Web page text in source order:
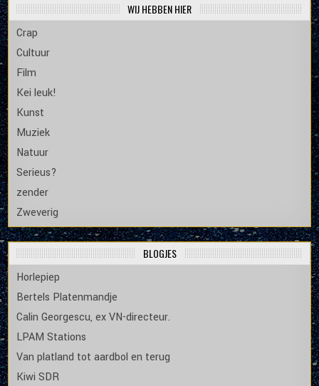
WIJ HEBBEN HIER
Crap
Cultuur
Film
Kei leuk!
Kunst
Muziek
Natuur
Serieus?
zender
Zweverig
BLOGJES
Horlepiep
Bertels Platenmandje
Calin Georgescu, ex VN-directeur.
LPAM Stations
Van platland tot aardbol en terug
Kiwi SDR